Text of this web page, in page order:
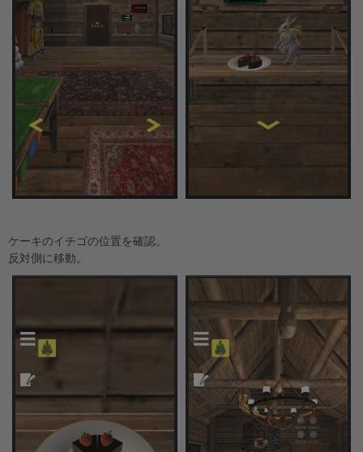
ケーキのイチゴの位置を確認。
反対側に移動。